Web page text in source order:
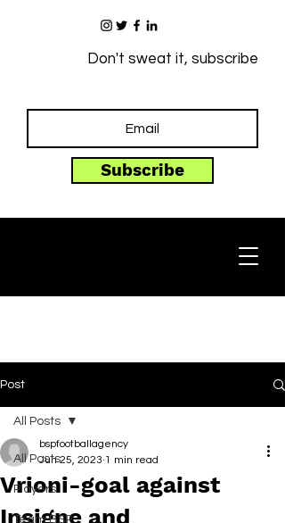
Don't sweat it, subscribe
Subscribe
Post
All Posts
Players
Team BSP
All Posts
Vrioni-goal against
Insigne and
bspfootballagency
Jun 25, 2023 1 min read